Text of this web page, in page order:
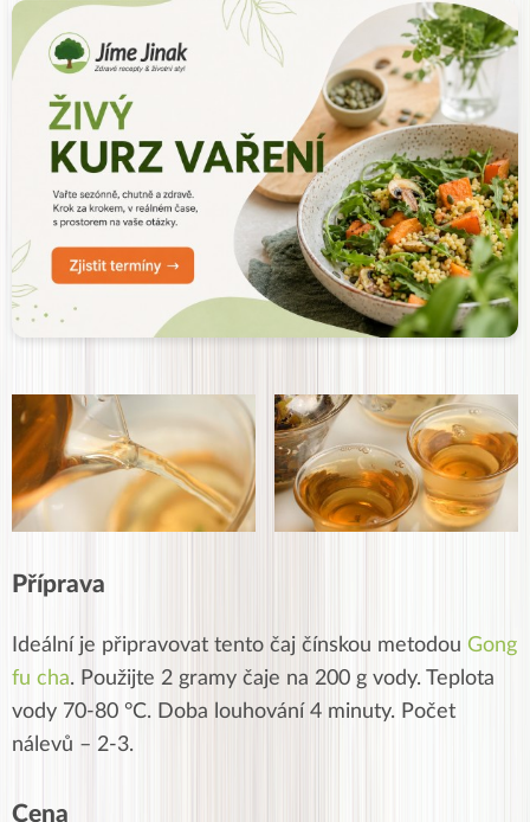
Příprava
Ideální je připravovat tento čaj čínskou metodou Gong
fu cha. Použijte 2 gramy čaje na 200 g vody. Teplota
vody 70-80 °C. Doba louhování 4 minuty. Počet
nálevů – 2-3.
Cena